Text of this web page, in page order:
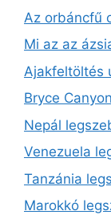
Az orbáncfű
Mi az az
Ajakfeltöltés
Bryce
Nepál
Venezuela
Tanzánia
Marokkó